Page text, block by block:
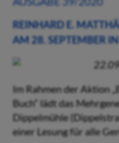
REINHARD E.
AM 28. SEPTEMBER
Im Rahmen der Aktion
Buch“ lädt das
Dippelmühle
einer Lesung für alle